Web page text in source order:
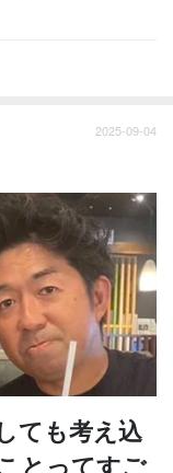
2025-09-04
ても考え込
とってすご